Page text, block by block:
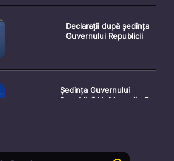
Declarații după ședința
Guvernului Republicii
Ședința Guvernului
Republicii Moldova din 5
Secretarul general al